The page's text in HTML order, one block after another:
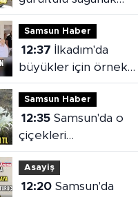
alarmı!
Samsun Haber
12:37
büyükler için örnek
hizmet!
Samsun Haber
12:35 Samsun'da o
çiçekleri
koparmanın cezası
699 bin TL
Asayiş
12:20 Samsun'da